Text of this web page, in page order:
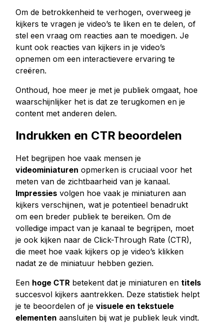
Om de betrokkenheid te verhogen, overweeg je
kijkers te vragen je video’s te liken en te delen, of
stel een vraag om reacties aan te moedigen. Je
kunt ook reacties van kijkers in je video’s
opnemen om een interactievere ervaring te
creëren.
Onthoud, hoe meer je met je publiek omgaat, hoe
waarschijnlijker het is dat ze terugkomen en je
content met anderen delen.
Indrukken en CTR beoordelen
Het begrijpen hoe vaak mensen je
videominiaturen opmerken is cruciaal voor het
meten van de zichtbaarheid van je kanaal.
Impressies volgen hoe vaak je miniaturen aan
kijkers verschijnen, wat je potentieel benadrukt
om een breder publiek te bereiken. Om de
volledige impact van je kanaal te begrijpen, moet
je ook kijken naar de Click-Through Rate (CTR),
die meet hoe vaak kijkers op je video’s klikken
nadat ze de miniatuur hebben gezien.
Een hoge CTR betekent dat je miniaturen en titels
succesvol kijkers aantrekken. Deze statistiek helpt
je te beoordelen of je visuele en tekstuele
elementen aansluiten bij wat je publiek leuk vindt.